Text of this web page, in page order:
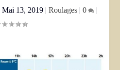
Mai 13, 2019 | Roulages | 0 |